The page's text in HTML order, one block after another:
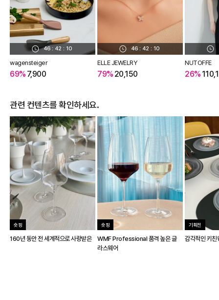
46 : 42 : 09
wagensteiger
69% 7,900
46 : 42 : 09
ELLE JEWELRY
79% 20,150
NUTOFFE
26%
관련 컨텐츠를 확인하세요.
숏핑
160년 동안 전 세계적으로 사랑받은
숏핑
WMF Professional 품격 높은 글
라스웨어
기획전
감각적인 키친